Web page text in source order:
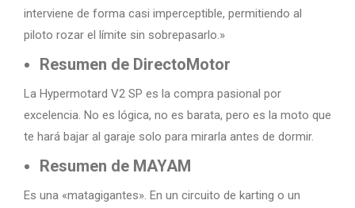
interviene de forma casi imperceptible, permitiendo al
piloto rozar el límite sin sobrepasarlo.»
Resumen de DirectoMotor
La Hypermotard V2 SP es la compra pasional por
excelencia. No es lógica, no es barata, pero es la moto que
te hará bajar al garaje solo para mirarla antes de dormir.
Resumen de MAYAM
Es una «matagigantes». En un circuito de karting o un